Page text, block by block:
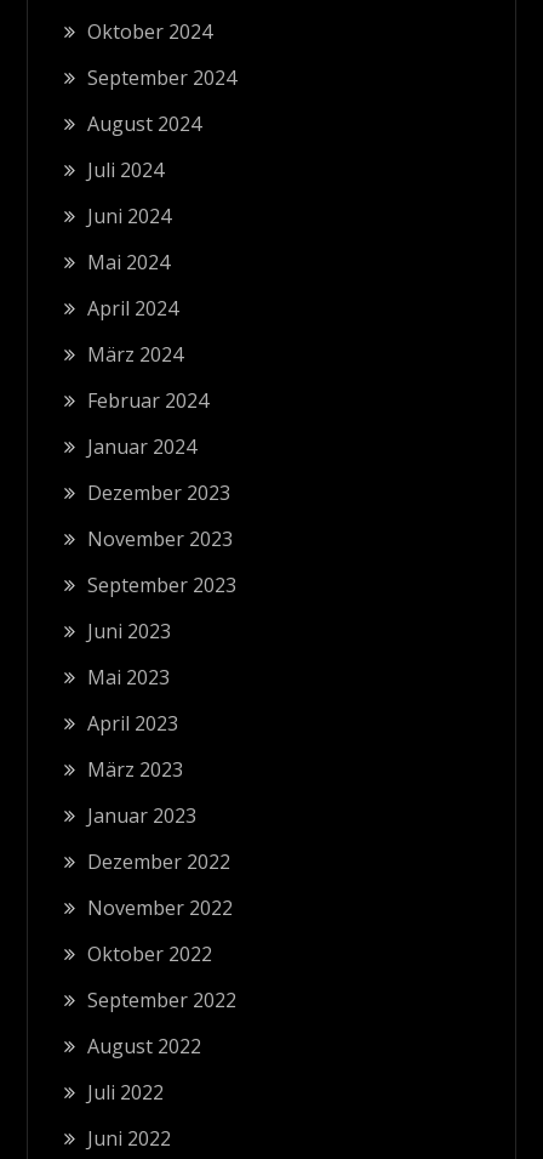
Oktober 2024
September 2024
August 2024
Juli 2024
Juni 2024
Mai 2024
April 2024
März 2024
Februar 2024
Januar 2024
Dezember 2023
November 2023
September 2023
Juni 2023
Mai 2023
April 2023
März 2023
Januar 2023
Dezember 2022
November 2022
Oktober 2022
September 2022
August 2022
Juli 2022
Juni 2022